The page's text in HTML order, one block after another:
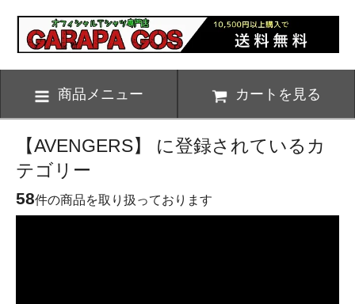
商品メニュー カートを見る
【AVENGERS】 に登録されているカ
テゴリー
58件の商品を取り扱っております